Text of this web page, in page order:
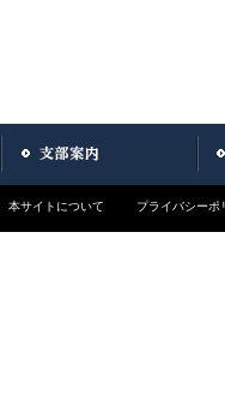
本サイトについて プライバシーポ